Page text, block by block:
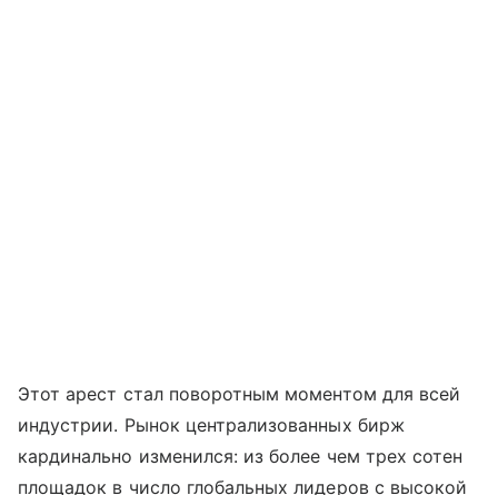
Этот арест стал поворотным моментом для всей
индустрии. Рынок централизованных бирж
кардинально изменился: из более чем трех сотен
площадок в число глобальных лидеров с высокой